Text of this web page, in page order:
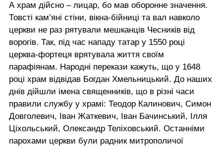
А храм дійсно – лицар, бо мав оборонне значення.
Товсті кам’яні стіни, вікна-бійниці та вал навколо
церкви не раз рятували мешканців Чесників від
ворогів. Так, під час нападу татар у 1550 році
церква-фортеця врятувала життя своїм
парафіянам. Народні перекази кажуть, що у 1648
році храм відвідав Богдан Хмельницький. До наших
днів дійшли імена священників, що в різні часи
правили службу у храмі: Теодор Калинович, Симон
Довголевич, Іван Жаткевич, Іван Бачинський, Ілля
Ціхольський, Олександр Теліховський. Останніми
парохами церкви були радник митрополичої